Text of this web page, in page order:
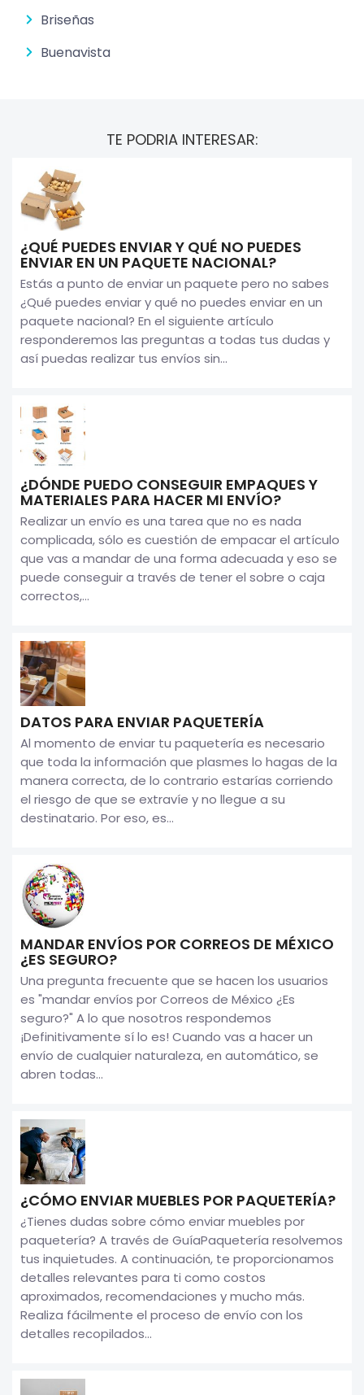
Briseñas
Buenavista
TE PODRIA INTERESAR:
¿QUÉ PUEDES ENVIAR Y QUÉ NO PUEDES
ENVIAR EN UN PAQUETE NACIONAL?
Estás a punto de enviar un paquete pero no sabes
¿Qué puedes enviar y qué no puedes enviar en un
paquete nacional? En el siguiente artículo
responderemos las preguntas a todas tus dudas y
así puedas realizar tus envíos sin...
¿DÓNDE PUEDO CONSEGUIR EMPAQUES Y
MATERIALES PARA HACER MI ENVÍO?
Realizar un envío es una tarea que no es nada
complicada, sólo es cuestión de empacar el artículo
que vas a mandar de una forma adecuada y eso se
puede conseguir a través de tener el sobre o caja
correctos,...
DATOS PARA ENVIAR PAQUETERÍA
Al momento de enviar tu paquetería es necesario
que toda la información que plasmes lo hagas de la
manera correcta, de lo contrario estarías corriendo
el riesgo de que se extravíe y no llegue a su
destinatario. Por eso, es...
MANDAR ENVÍOS POR CORREOS DE MÉXICO
¿ES SEGURO?
Una pregunta frecuente que se hacen los usuarios
es "mandar envíos por Correos de México ¿Es
seguro?" A lo que nosotros respondemos
¡Definitivamente sí lo es! Cuando vas a hacer un
envío de cualquier naturaleza, en automático, se
abren todas...
¿CÓMO ENVIAR MUEBLES POR PAQUETERÍA?
¿Tienes dudas sobre cómo enviar muebles por
paquetería? A través de GuíaPaquetería resolvemos
tus inquietudes. A continuación, te proporcionamos
detalles relevantes para ti como costos
aproximados, recomendaciones y mucho más.
Realiza fácilmente el proceso de envío con los
detalles recopilados...